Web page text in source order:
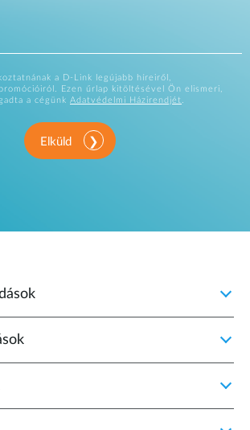
a D-Link legújabb híreiről,
Ezen űrlap kitöltésével Ön elismeri,
a cégünk Adatvédelmi Házirendjét.
Elküld